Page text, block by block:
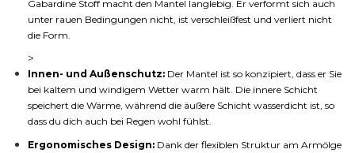
Gabardine Stoff macht den Mantel langlebig. Er verformt sich auch
unter rauen Bedingungen nicht, ist verschleißfest und verliert nicht
die Form.
>
Innen- und Außenschutz: Der Mantel ist so konzipiert, dass er Sie
bei kaltem und windigem Wetter warm hält. Die innere Schicht
speichert die Wärme, während die äußere Schicht wasserdicht ist, so
dass du dich auch bei Regen wohl fühlst.
Ergonomisches Design: Dank der flexiblen Struktur am Armölge